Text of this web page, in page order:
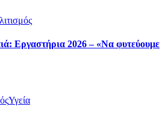
Εργαστήρια 2026 – «Να φυτεύουμε
Υγεία